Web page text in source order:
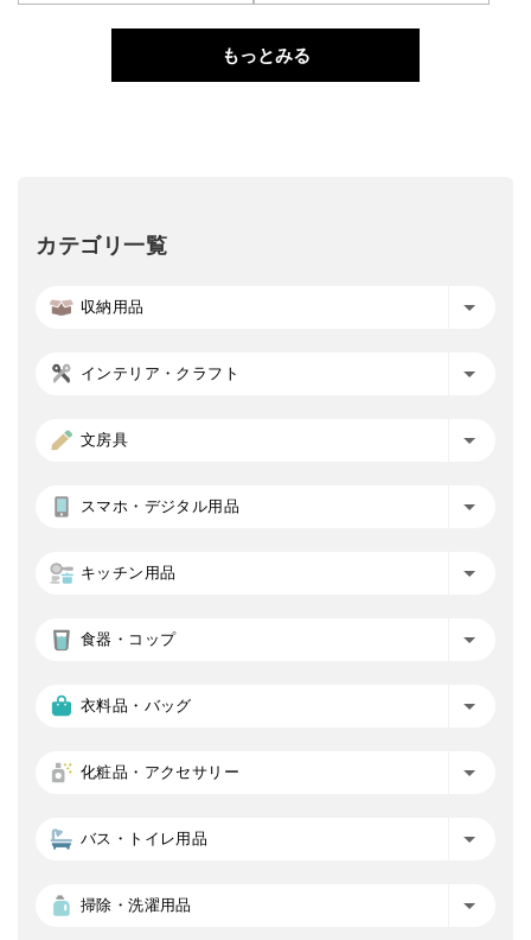
もっとみる
カテゴリ一覧
収納用品
インテリア・クラフト
文房具
スマホ・デジタル用品
キッチン用品
食器・コップ
衣料品・バッグ
化粧品・アクセサリー
バス・トイレ用品
掃除・洗濯用品